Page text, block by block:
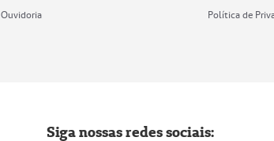
Ouvidoria
Política de
Siga nossas redes sociais: